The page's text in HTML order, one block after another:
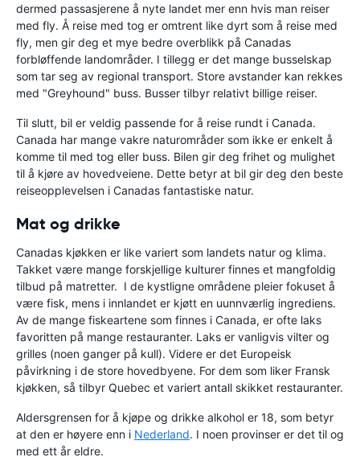
dermed passasjerene å nyte landet mer enn hvis man reiser
med fly. Å reise med tog er omtrent like dyrt som å reise med
fly, men gir deg et mye bedre overblikk på Canadas
forbløffende landområder. I tillegg er det mange busselskap
som tar seg av regional transport. Store avstander kan rekkes
med "Greyhound" buss. Busser tilbyr relativt billige reiser.
Til slutt, bil er veldig passende for å reise rundt i Canada.
Canada har mange vakre naturområder som ikke er enkelt å
komme til med tog eller buss. Bilen gir deg frihet og mulighet
til å kjøre av hovedveiene. Dette betyr at bil gir deg den beste
reiseopplevelsen i Canadas fantastiske natur.
Mat og drikke
Canadas kjøkken er like variert som landets natur og klima.
Takket være mange forskjellige kulturer finnes et mangfoldig
tilbud på matretter. I de kystligne områdene pleier fokuset å
være fisk, mens i innlandet er kjøtt en uunnværlig ingrediens.
Av de mange fiskeartene som finnes i Canada, er ofte laks
favoritten på mange restauranter. Laks er vanligvis vilter og
grilles (noen ganger på kull). Videre er det Europeisk
påvirkning i de store hovedbyene. For dem som liker Fransk
kjøkken, så tilbyr Quebec et variert antall skikket restauranter.
Aldersgrensen for å kjøpe og drikke alkohol er 18, som betyr
at den er høyere enn i Nederland. I noen provinser er det til og
med ett år eldre.